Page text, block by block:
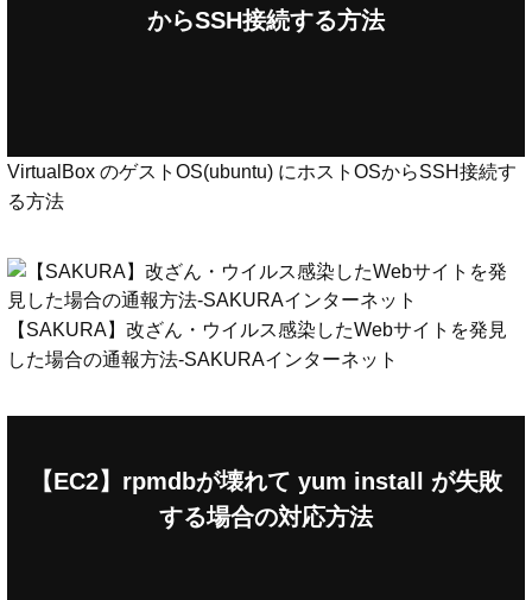
からSSH接続する方法
VirtualBox のゲストOS(ubuntu) にホストOSからSSH接続す
る方法
【SAKURA】改ざん・ウイルス感染したWebサイトを発見
した場合の通報方法-SAKURAインターネット
【EC2】rpmdbが壊れて yum install が失敗
する場合の対応方法